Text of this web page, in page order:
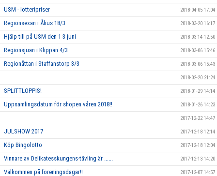
USM - lotteripriser 2018-04-05 17:04
Regionsexan i Åhus 18/3 2018-03-20 16:17
Hjälp till på USM den 1-3 juni 2018-03-14 12:50
Regionsjuan i Klippan 4/3 2018-03-06 15:46
Regionåttan i Staffanstorp 3/3 2018-03-06 15:43
2018-02-20 21:24
SPLITTLOPPIS! 2018-01-29 14:14
Uppsamlingsdatum för shopen våren 2018!! 2018-01-26 14:23
2017-12-22 14:47
JULSHOW 2017 2017-12-18 12:14
Köp Bingolotto 2017-12-18 12:04
Vinnare av Delikatesskungens-tävling är ...... 2017-12-13 14:20
Välkommen på föreningsdagar!! 2017-12-07 14:57